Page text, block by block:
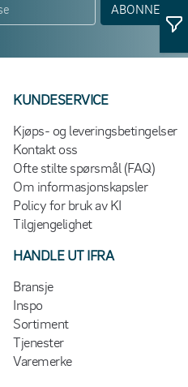
ABONNER
KUNDESERVICE
Kjøps- og leveringsbetingelser
Kontakt oss
Ofte stilte spørsmål (FAQ)
Om informasjonskapsler
Policy for bruk av KI
Tilgjengelighet
HANDLE UT IFRA
Bransje
Inspo
Sortiment
Tjenester
Varemerke